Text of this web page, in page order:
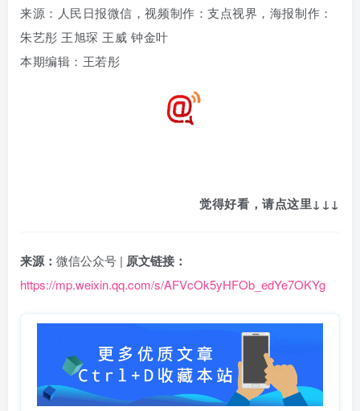
来源：人民日报微信，视频制作：支点视界，海报制作：
朱艺彤 王旭琛 王威 钟金叶
本期编辑：王若彤
觉得好看，请点这里↓ ↓ ↓
来源： 微信公众号 | 原文链接：
https://mp.weixin.qq.com/s/AFVcOk5yHFOb_edYe7OKYg